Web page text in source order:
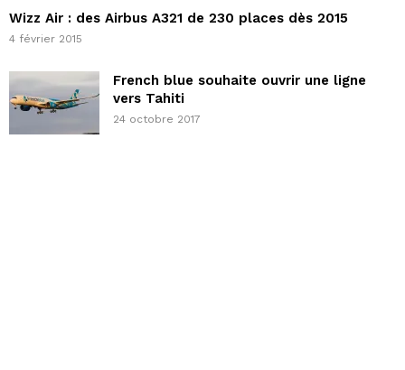
Wizz Air : des Airbus A321 de 230 places dès 2015
4 février 2015
French blue souhaite ouvrir une ligne
vers Tahiti
24 octobre 2017